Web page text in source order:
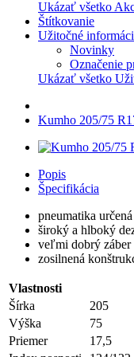
Ukázať všetko
Štítkovanie
Užitočné
Novinky
Označenie
Ukázať všetko
Kumho 205/75
Popis
Špecifikácia
pneumatika
široký a hlboký
veľmi dobrý záber
zosilnená
Vlastnosti
Šírka
205
Výška
75
Priemer
17,5